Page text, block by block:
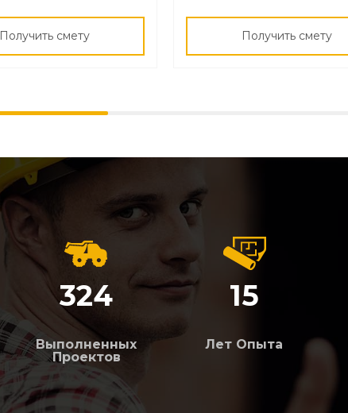
Получить смету Получить смету
условия не устроят, Вы всегда сможете отказаться!
Получить смету
324
Выполненных
Проектов
15
Лет Опыта